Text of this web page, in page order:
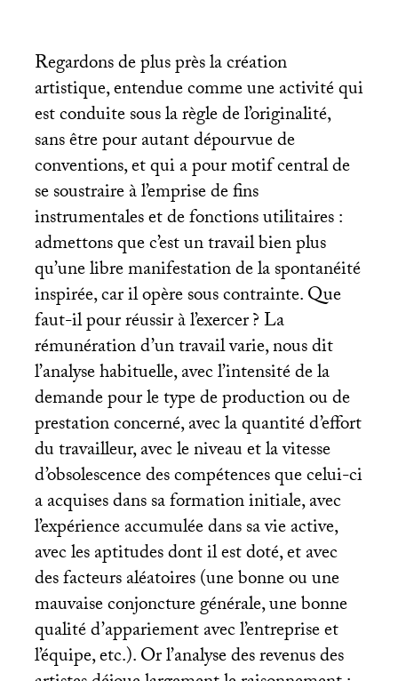
Regardons de plus près la création
artistique, entendue comme une activité qui
est conduite sous la règle de l’originalité,
sans être pour autant dépourvue de
conventions, et qui a pour motif central de
se soustraire à l’emprise de fins
instrumentales et de fonctions utilitaires :
admettons que c’est un travail bien plus
qu’une libre manifestation de la spontanéité
inspirée, car il opère sous contrainte. Que
faut-il pour réussir à l’exercer? La
rémunération d’un travail varie, nous dit
l’analyse habituelle, avec l’intensité de la
demande pour le type de production ou de
prestation concerné, avec la quantité d’effort
du travailleur, avec le niveau et la vitesse
d’obsolescence des compétences que celui-ci
a acquises dans sa formation initiale, avec
l’expérience accumulée dans sa vie active,
avec les aptitudes dont il est doté, et avec
des facteurs aléatoires (une bonne ou une
mauvaise conjoncture générale, une bonne
qualité d’appariement avec l’entreprise et
l’équipe, etc.). Or l’analyse des revenus des